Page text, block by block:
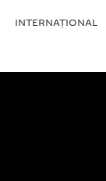
INTERNAŢIONAL